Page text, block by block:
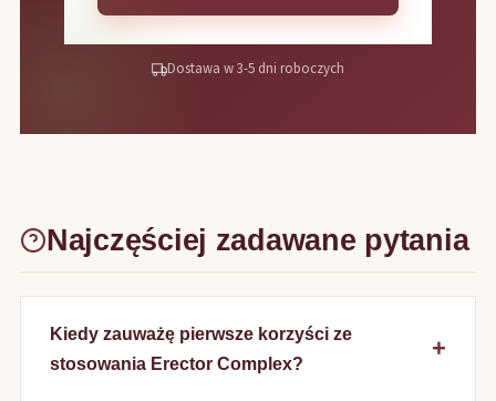
Dostawa w 3-5 dni roboczych
Najczęściej zadawane pytania
Kiedy zauważę pierwsze korzyści ze
stosowania Erector Complex?